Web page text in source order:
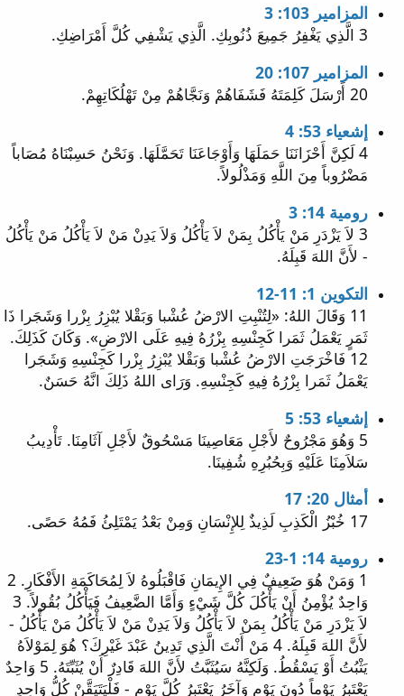
المزامير 103: 3
3 الَّذِي يَغْفِرُ جَمِيعَ ذُنُوبِكِ. الَّذِي يَشْفِي كُلَّ أَمْرَاضِكِ.
المزامير 107: 20
20 أَرْسَلَ كَلِمَتَهُ فَشَفَاهُمْ وَنَجَّاهُمْ مِنْ تَهْلُكَاتِهِمْ.
إشعياء 53: 4
4 لَكِنَّ أَحْزَانَنَا حَمَلَهَا وَأَوْجَاعَنَا تَحَمَّلَهَا. وَنَحْنُ حَسِبْنَاهُ مُصَاباً
مَضْرُوباً مِنَ اللَّهِ وَمَذْلُولاً.
رومية 14: 3
3 لاَ يَزْدَرِ مَنْ يَأْكُلُ بِمَنْ لاَ يَأْكُلُ وَلاَ يَدِنْ مَنْ لاَ يَأْكُلُ مَنْ يَأْكُلُ
- لأَنَّ اللهَ قَبِلَهُ.
التكوين 1: 11-12
11 وَقَالَ اللهُ: «لِتُنْبِتِ الارْضُ عُشْبا وَبَقْلا يُبْزِرُ بِزْرا وَشَجَرا ذَا
ثَمَرٍ يَعْمَلُ ثَمَرا كَجِنْسِهِ بِزْرُهُ فِيهِ عَلَى الارْضِ». وَكَانَ كَذَلِكَ.
12 فَاخْرَجَتِ الارْضُ عُشْبا وَبَقْلا يُبْزِرُ بِزْرا كَجِنْسِهِ وَشَجَرا
يَعْمَلُ ثَمَرا بِزْرُهُ فِيهِ كَجِنْسِهِ. وَرَاى اللهُ ذَلِكَ انَّهُ حَسَنٌ.
إشعياء 53: 5
5 وَهُوَ مَجْرُوحٌ لأَجْلِ مَعَاصِينَا مَسْحُوقٌ لأَجْلِ آثَامِنَا. تَأْدِيبُ
سَلاَمِنَا عَلَيْهِ وَبِحُبُرِهِ شُفِينَا.
أمثال 20: 17
17 خُبْزُ الْكَذِبِ لَذِيذٌ لِلإِنْسَانِ وَمِنْ بَعْدُ يَمْتَلِئُ فَمُهُ حَصًى.
رومية 14: 1-23
1 وَمَنْ هُوَ ضَعِيفٌ فِي الإِيمَانِ فَاقْبَلُوهُ لاَ لِمُحَاكَمَةِ الأَفْكَارِ. 2
وَاحِدٌ يُؤْمِنُ أَنْ يَأْكُلَ كُلَّ شَيْءٍ وَأَمَّا الضَّعِيفُ فَيَأْكُلُ بُقُولاً. 3
لاَ يَزْدَرِ مَنْ يَأْكُلُ بِمَنْ لاَ يَأْكُلُ وَلاَ يَدِنْ مَنْ لاَ يَأْكُلُ مَنْ يَأْكُلُ -
لأَنَّ اللهَ قَبِلَهُ. 4 مَنْ أَنْتَ الَّذِي تَدِينُ عَبْدَ غَيْرِكَ؟ هُوَ لِمَوْلاَهُ
يَثْبُتُ أَوْ يَسْقُطُ. وَلَكِنَّهُ سَيُثَبَّتُ لأَنَّ اللهَ قَادِرٌ أَنْ يُثَبِّتَهُ. 5 وَاحِدٌ
يَعْتَبِرُ يَوْماً دُونَ يَوْمٍ وَآخَرُ يَعْتَبِرُ كُلَّ يَوْمٍ - فَلْيَتَيَقَّنْ كُلُّ وَاحِدٍ